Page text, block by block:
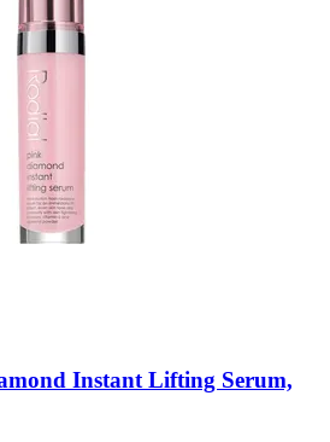
Instant Lifting Serum,